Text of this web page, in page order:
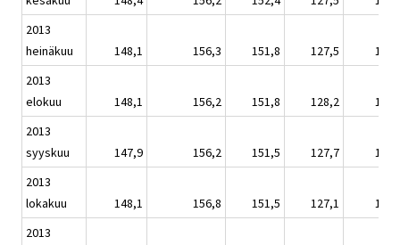
2013
heinäkuu
148,1 156,3 151,8 127,5
2013
elokuu
148,1 156,2 151,8 128,2
2013
syyskuu
147,9 156,2 151,5 127,7
2013
lokakuu
148,1 156,8 151,5 127,1
2013